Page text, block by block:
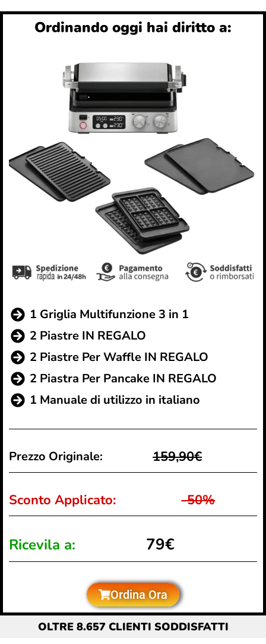
Ordinando oggi hai diritto a:
1 Griglia Multifunzione 3 in 1
2 Piastre IN REGALO
2 Piastre Per Waffle IN REGALO
2 Piastra Per Pancake IN REGALO
1 Manuale di utilizzo in italiano
Prezzo Originale: 159,90€
Sconto Applicato: -50%
Ricevila a: 79€
Ordina Ora
OLTRE 8.657 CLIENTI SODDISFATTI